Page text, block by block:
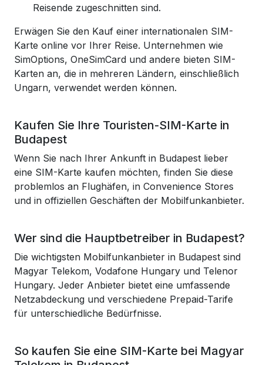
Reisende zugeschnitten sind.
Erwägen Sie den Kauf einer internationalen SIM-
Karte online vor Ihrer Reise. Unternehmen wie
SimOptions, OneSimCard und andere bieten SIM-
Karten an, die in mehreren Ländern, einschließlich
Ungarn, verwendet werden können.
Kaufen Sie Ihre Touristen-SIM-Karte in
Budapest
Wenn Sie nach Ihrer Ankunft in Budapest lieber
eine SIM-Karte kaufen möchten, finden Sie diese
problemlos an Flughäfen, in Convenience Stores
und in offiziellen Geschäften der Mobilfunkanbieter.
Wer sind die Hauptbetreiber in Budapest?
Die wichtigsten Mobilfunkanbieter in Budapest sind
Magyar Telekom, Vodafone Hungary und Telenor
Hungary. Jeder Anbieter bietet eine umfassende
Netzabdeckung und verschiedene Prepaid-Tarife
für unterschiedliche Bedürfnisse.
So kaufen Sie eine SIM-Karte bei Magyar